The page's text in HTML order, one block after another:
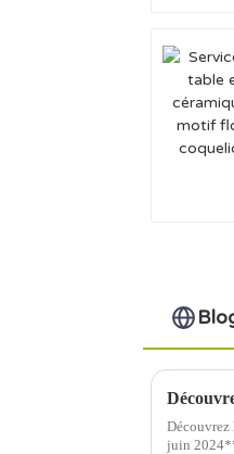
Découvrez
juin 2024**